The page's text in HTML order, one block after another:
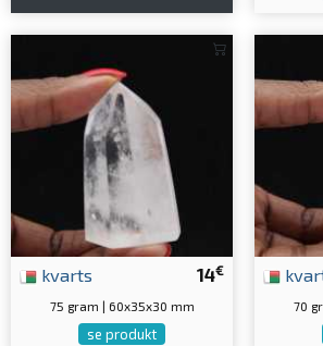
14€
kvarts
75 gram | 60x35x30 mm
se produkt
70